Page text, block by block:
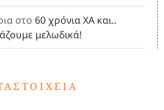
στο 60 χρόνια ΧΑ και..
μελωδικά!